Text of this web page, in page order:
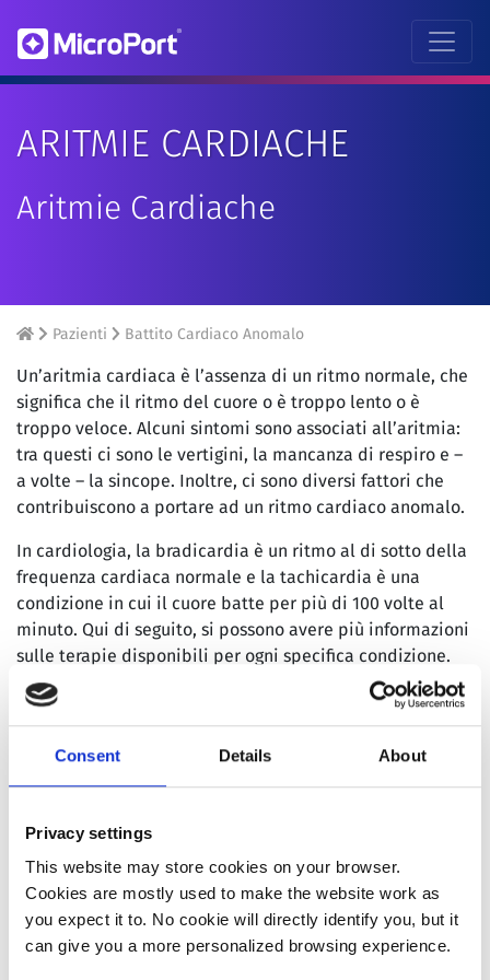
Consent Details About
Privacy settings
This website may store cookies on your browser.
Cookies are mostly used to make the website work as
you expect it to. No cookie will directly identify you, but it
can give you a more personalized browsing experience.
ARITMIE CARDIACHE
Aritmie Cardiache
Pazienti Battito Cardiaco Anomalo
Un’aritmia cardiaca è l’assenza di un ritmo normale, che
significa che il ritmo del cuore o è troppo lento o è
troppo veloce. Alcuni sintomi sono associati all’aritmia:
tra questi ci sono le vertigini, la mancanza di respiro e –
a volte – la sincope. Inoltre, ci sono diversi fattori che
contribuiscono a portare ad un ritmo cardiaco anomalo.
In cardiologia, la bradicardia è un ritmo al di sotto della
frequenza cardiaca normale e la tachicardia è una
condizione in cui il cuore batte per più di 100 volte al
minuto. Qui di seguito, si possono avere più informazioni
sulle terapie disponibili per ogni specifica condizione.